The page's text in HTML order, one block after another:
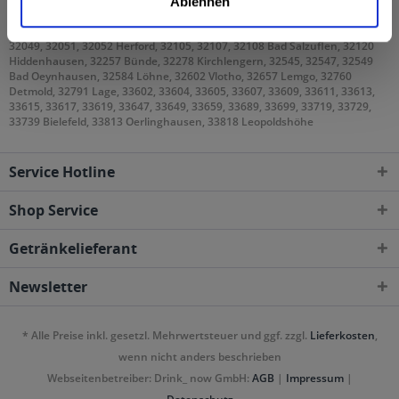
32049, 32051, 32052 Herford, 32105, 32107, 32108 Bad Salzuflen, 32120
Hiddenhausen, 32257 Bünde, 32278 Kirchlengern, 32545, 32547, 32549
Bad Oeynhausen, 32584 Löhne, 32602 Vlotho, 32657 Lemgo, 32760
Detmold, 32791 Lage, 33602, 33604, 33605, 33607, 33609, 33611, 33613,
33615, 33617, 33619, 33647, 33649, 33659, 33689, 33699, 33719, 33729,
33739 Bielefeld, 33813 Oerlinghausen, 33818 Leopoldshöhe
Service Hotline
Shop Service
Getränkelieferant
Newsletter
* Alle Preise inkl. gesetzl. Mehrwertsteuer und ggf. zzgl. Lieferkosten,
wenn nicht anders beschrieben
Webseitenbetreiber: Drink_ now GmbH: AGB | Impressum|